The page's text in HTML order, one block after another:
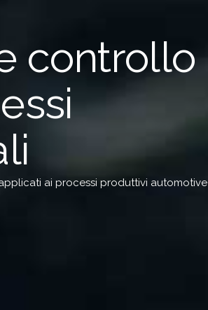
controllo
ai processi produttivi automotive